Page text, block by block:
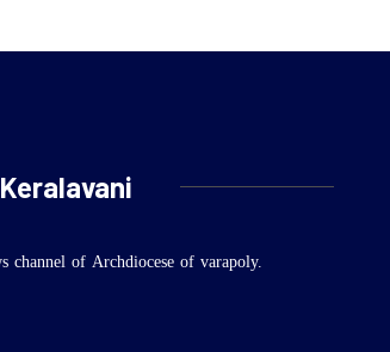
channel of Archdiocese of varapoly.